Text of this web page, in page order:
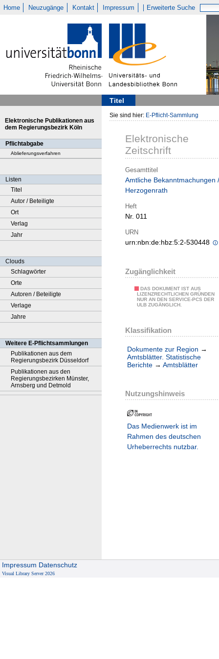
Home Neuzugänge Kontakt Impressum Erweiterte Suche
Titel
Elektronische Publikationen aus
dem Regierungsbezirk Köln
Pflichtabgabe
Ablieferungsverfahren
Listen
Titel
Autor / Beteiligte
Ort
Verlag
Jahr
Clouds
Schlagwörter
Orte
Autoren / Beteiligte
Verlage
Jahre
Weitere E-Pflichtsammlungen
Publikationen aus dem
Regierungsbezirk Düsseldorf
Publikationen aus den
Regierungsbezirken Münster,
Arnsberg und Detmold
Sie sind hier: E-Pflicht-Sammlung
Elektronische
Zeitschrift
Gesamttitel
Amtliche Bekanntmachungen /
Herzogenrath
Heft
Nr. 011
URN
urn:nbn:de:hbz:5:2-530448
Zugänglichkeit
DAS DOKUMENT IST AUS
LIZENZRECHTLICHEN GRÜNDEN
NUR AN DEN SERVICE-PCS DER
ULB ZUGÄNGLICH.
Klassifikation
Dokumente zur Region →
Amtsblätter. Statistische
Berichte → Amtsblätter
Nutzungshinweis
Das Medienwerk ist im
Rahmen des deutschen
Urheberrechts nutzbar.
Impressum Datenschutz
Visual Library Server 2026